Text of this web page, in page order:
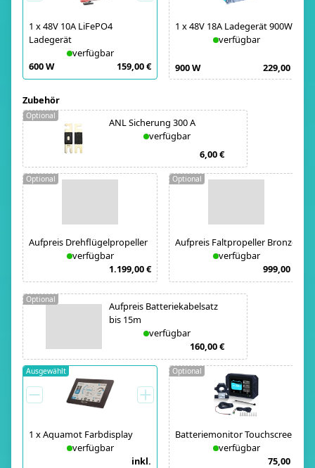
1 x48V 10A LiFePO4
Ladegerät
verfügbar
600 W
159,00 €
1 x48V 18A Ladegerät 900W
verfügbar
900 W 229,00 €
Zubehör
ANL Sicherung 300 A
verfügbar
6,00 €
Optional
Aufpreis Drehflügelpropeller
verfügbar
1.199,00 €
Optional
Aufpreis Faltpropeller Bronze
verfügbar
999,00 €
Optional
Aufpreis Batteriekabelsatz
bis 15m
verfügbar
160,00 €
Optional
1 xAquamot Farbdisplay
verfügbar
inkl.
Ausgewählt
Batteriemonitor Touchscreen
verfügbar
75,00 €
Optional